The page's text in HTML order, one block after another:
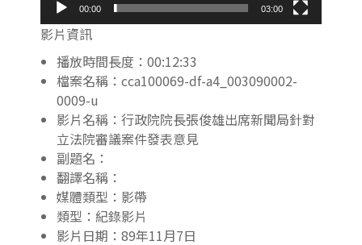
00:00 03:00
影片資訊
播放時間長度：00:12:33
檔案名稱：cca100069-df-a4_003090002-
0009-u
影片名稱：行政院院長張俊雄出席新聞局針對
立法院審議案件發表意見
副題名：
翻譯名稱：
媒體類型：影帶
類型：紀錄影片
影片日期：89年11月7日